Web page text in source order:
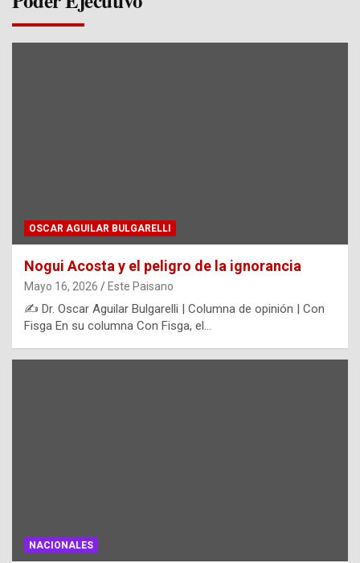
OSCAR AGUILAR BULGARELLI
Nogui Acosta y el peligro de la ignorancia
Mayo 16, 2026 Este Paisano
✍️ Dr. Oscar Aguilar Bulgarelli | Columna de opinión | Con
Fisga En su columna Con Fisga, el…
NACIONALES